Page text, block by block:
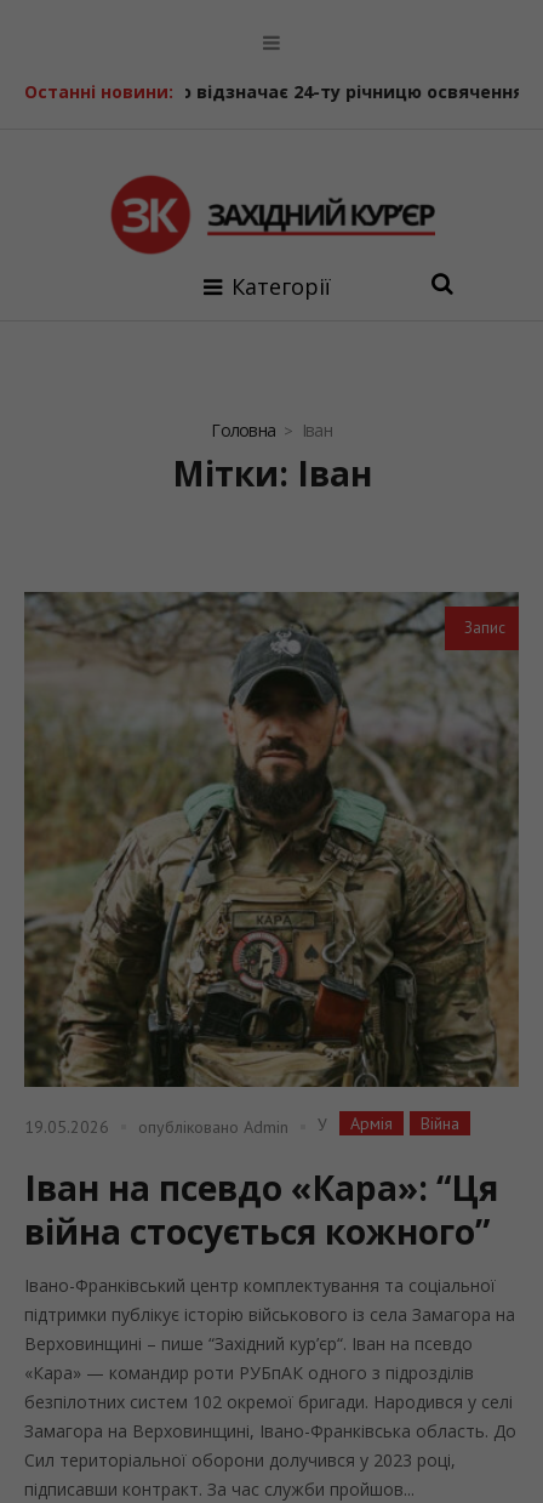
Останні новини:відзначає 24-ту річницю освячення
Категорії
Головна Іван
Мітки: Іван
Запис
19.05.2026 опубліковано Admin У Армія Війна
Іван на псевдо «Кара»: “Ця
війна стосується кожного”
Івано-Франківський центр комплектування та соціальної
підтримки публікує історію військового із села Замагора на
Верховинщині – пише “Західний кур’єр“. Іван на псевдо
«Кара» — командир роти РУБпАК одного з підрозділів
безпілотних систем 102 окремої бригади. Народився у селі
Замагора на Верховинщині, Івано-Франківська область. До
Сил територіальної оборони долучився у 2023 році,
підписавши контракт. За час служби пройшов...